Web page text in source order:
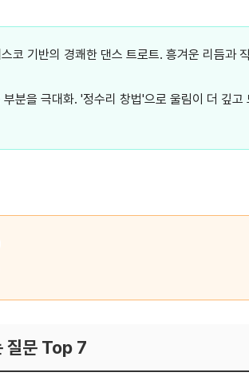
코 기반의 경쾌한 댄스 트로트. 흥겨운 리듬과
분을 극대화. '정수리 창법'으로 울림이 더 깊고
질문 Top 7